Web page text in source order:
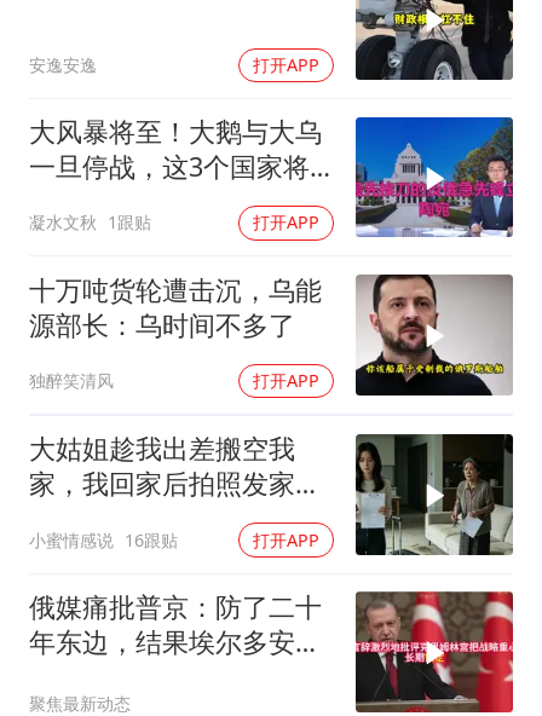
构建更高水平的全民健身公共服务体系
韩军前线部队连曝丑闻
奋力开创中国式现代化建设新局面
安逸安逸 打开APP
大风暴将至！大鹅与大乌
一旦停战，这3个国家将
凝水文秋 1跟贴 打开APP
十万吨货轮遭击沉，乌能
源部长：乌时间不多了
独醉笑清风 打开APP
大姑姐趁我出差搬空我
家，我回家后拍照发家族
群里，她看到后崩溃了
小蜜情感说 16跟贴 打开APP
俄媒痛批普京：防了二十
年东边，结果埃尔多安把
聚焦最新动态